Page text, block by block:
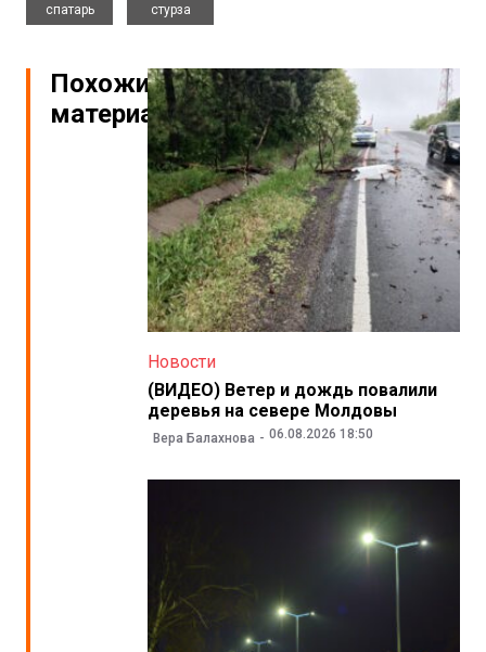
спатарь
стурза
Похожие
материалы
Новости
(ВИДЕО) Ветер и дождь повалили
деревья на севере Молдовы
Вера Балахнова 06.08.2026 18:50